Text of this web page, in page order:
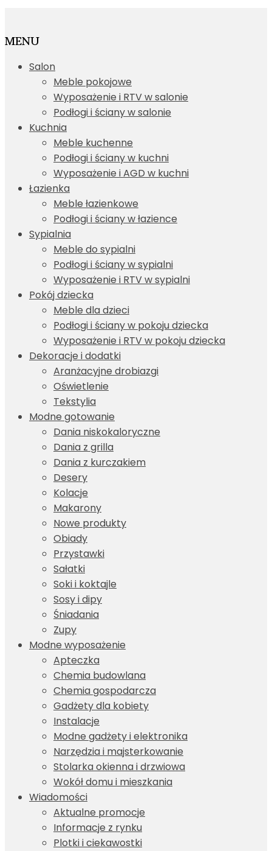
MENU
Salon
Meble pokojowe
Wyposażenie i RTV w salonie
Podłogi i ściany w salonie
Kuchnia
Meble kuchenne
Podłogi i ściany w kuchni
Wyposażenie i AGD w kuchni
Łazienka
Meble łazienkowe
Podłogi i ściany w łazience
Sypialnia
Meble do sypialni
Podłogi i ściany w sypialni
Wyposażenie i RTV w sypialni
Pokój dziecka
Meble dla dzieci
Podłogi i ściany w pokoju dziecka
Wyposażenie i RTV w pokoju dziecka
Dekoracje i dodatki
Aranżacyjne drobiazgi
Oświetlenie
Tekstylia
Modne gotowanie
Dania niskokaloryczne
Dania z grilla
Dania z kurczakiem
Desery
Kolacje
Makarony
Nowe produkty
Obiady
Przystawki
Sałatki
Soki i koktajle
Sosy i dipy
Śniadania
Zupy
Modne wyposażenie
Apteczka
Chemia budowlana
Chemia gospodarcza
Gadżety dla kobiety
Instalacje
Modne gadżety i elektronika
Narzędzia i majsterkowanie
Stolarka okienna i drzwiowa
Wokół domu i mieszkania
Wiadomości
Aktualne promocje
Informacje z rynku
Plotki i ciekawostki